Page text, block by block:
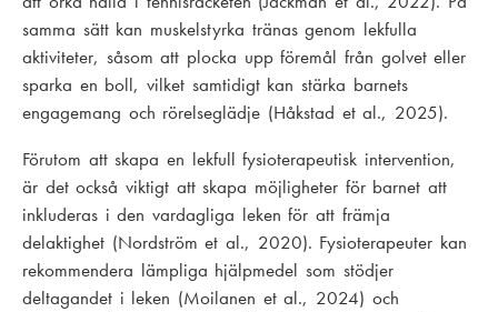
samma sätt kan muskelstyrka tränas genom lekfulla
aktiviteter, såsom att plocka upp föremål från golvet eller
sparka en boll, vilket samtidigt kan stärka barnets
engagemang och rörelseglädje (Håkstad et al., 2025).
Förutom att skapa en lekfull fysioterapeutisk intervention,
är det också viktigt att skapa möjligheter för barnet att
inkluderas i den vardagliga leken för att främja
delaktighet (Nordström et al., 2020). Fysioterapeuter kan
rekommendera lämpliga hjälpmedel som stödjer
deltagandet i leken (Moilanen et al., 2024) och